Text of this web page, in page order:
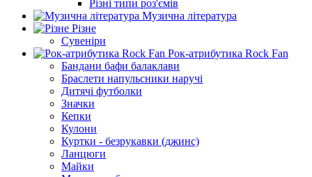
Різні типи роз'ємів
Музична література
Різне
Сувеніри
Рок-атрибутика Rock Fan
Бандани бафи балаклави
Браслети напульсники наручі
Дитячі футболки
Значки
Кепки
Кулони
Куртки - безрукавки (джинс)
Ланцюги
Майки